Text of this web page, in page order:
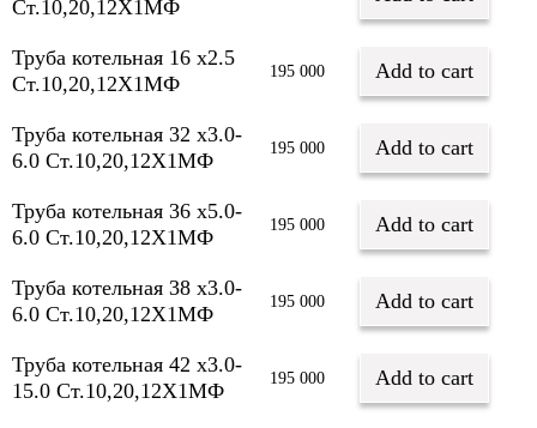
Ст.10,20,12Х1МФ
Труба котельная 16 х2.5
Ст.10,20,12Х1МФ
195 000 Add to cart
Труба котельная 32 х3.0-
6.0 Ст.10,20,12Х1МФ
195 000 Add to cart
Труба котельная 36 х5.0-
6.0 Ст.10,20,12Х1МФ
195 000 Add to cart
Труба котельная 38 х3.0-
6.0 Ст.10,20,12Х1МФ
195 000 Add to cart
Труба котельная 42 х3.0-
15.0 Ст.10,20,12Х1МФ
195 000 Add to cart